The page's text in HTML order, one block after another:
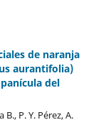
de naranja
aurantifolia)
del
P. Y. Pérez, A.